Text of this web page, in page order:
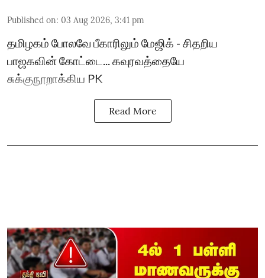
Published on: 03 Aug 2026, 3:41 pm
தமிழகம் போலவே பீகாரிலும் மேஜிக் - சிதறிய
பாஜகவின் கோட்டை... கவுரவத்தையே
சுக்குநூறாக்கிய PK
Read More